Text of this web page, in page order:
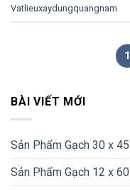
Vatlieuxaydungquangnam
1
BÀI VIẾT MỚI
Sản Phẩm Gạch 30 x 45
Sản Phẩm Gạch 12 x 60